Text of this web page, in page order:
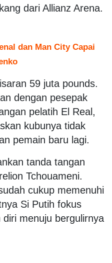
dari Allianz Arena.
dan Man City Capai
59 juta pounds.
dengan pesepak
pelatih El Real,
kubunya tidak
pemain baru lagi.
tanda tangan
Tchouameni.
cukup memenuhi
Si Putih fokus
menuju bergulirnya